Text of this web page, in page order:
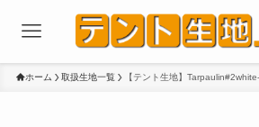
ホーム 取扱生地一覧 【テント生地】